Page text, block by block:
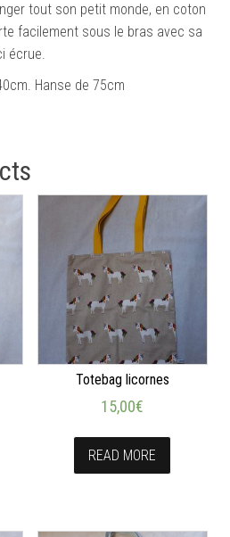
tout son petit monde, en coton
facilement sous le bras avec sa
écrue.
Hanse de 75cm
Totebag licornes
15,00€
READ MORE